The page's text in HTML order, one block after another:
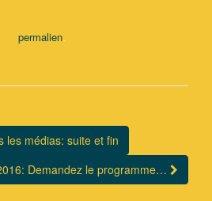
permalien.
les médias: suite et fin
Demandez le programme…